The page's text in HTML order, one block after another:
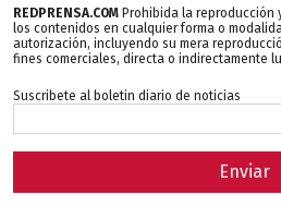
REDPRENSA.COM Prohibida la
los contenidos en cualquier forma o
autorización, incluyendo su mera
fines comerciales, directa o indirectamente
Suscribete al boletin diario de noticias
Enviar